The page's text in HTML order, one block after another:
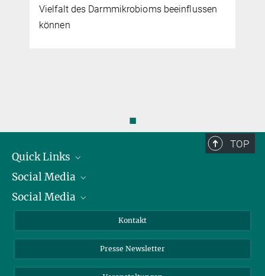
Vielfalt des Darmmikrobioms beeinflussen
können
◼
TOP
Quick Links
Präsident
Zahlen und Fakten
Social Media
Bluesky
TikTok
Social Media
Instagram
YouTube
Kontakt
Presse Newsletter